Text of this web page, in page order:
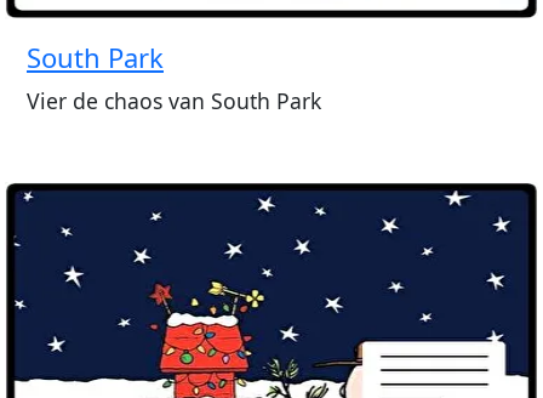
South Park
Vier de chaos van South Park